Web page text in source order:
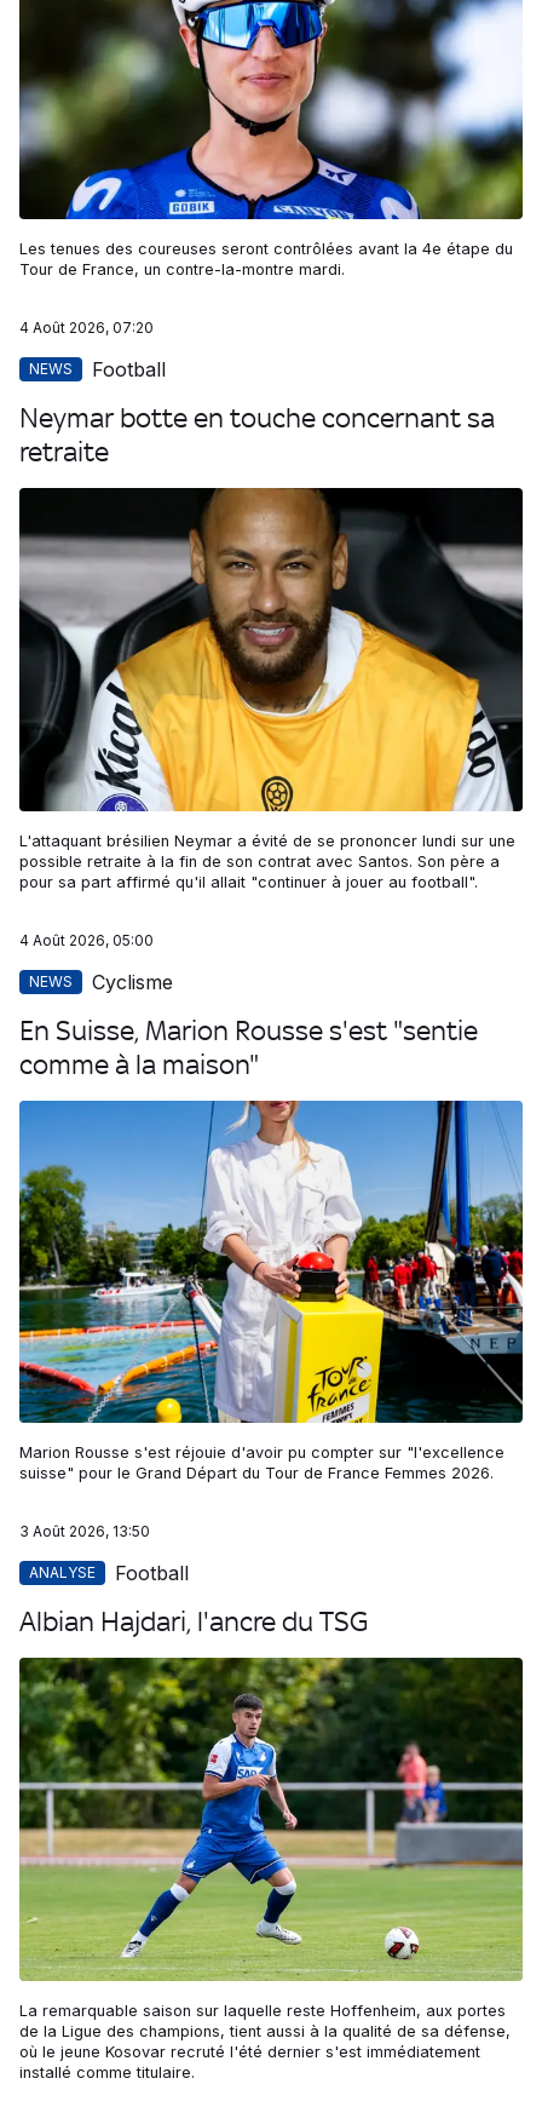
Les tenues des coureuses seront contrôlées avant la 4e étape du
Tour de France, un contre-la-montre mardi.
4 Août 2026, 07:20
NEWS Football
Neymar botte en touche concernant sa
retraite
L'attaquant brésilien Neymar a évité de se prononcer lundi sur une
possible retraite à la fin de son contrat avec Santos. Son père a
pour sa part affirmé qu'il allait "continuer à jouer au football".
4 Août 2026, 05:00
NEWS Cyclisme
En Suisse, Marion Rousse s'est "sentie
comme à la maison"
Marion Rousse s'est réjouie d'avoir pu compter sur "l'excellence
suisse" pour le Grand Départ du Tour de France Femmes 2026.
3 Août 2026, 13:50
ANALYSE Football
Albian Hajdari, l'ancre du TSG
La remarquable saison sur laquelle reste Hoffenheim, aux portes
de la Ligue des champions, tient aussi à la qualité de sa défense,
où le jeune Kosovar recruté l'été dernier s'est immédiatement
installé comme titulaire.